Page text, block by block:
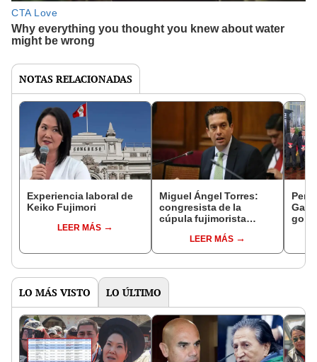
NOTAS RELACIONADAS
Experiencia laboral de
Keiko Fujimori
LEER MÁS
Miguel Ángel Torres:
congresista de la
cúpula fujimorista
del SenadoLEER MÁS
LO MÁS VISTO LO ÚLTIMO